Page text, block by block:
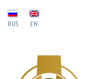
RUS EN